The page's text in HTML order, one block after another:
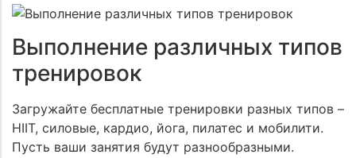
Выполнение различных типов
тренировок
Загружайте бесплатные тренировки разных типов –
HIIT, силовые, кардио, йога, пилатес и мобилити.
Пусть ваши занятия будут разнообразными.